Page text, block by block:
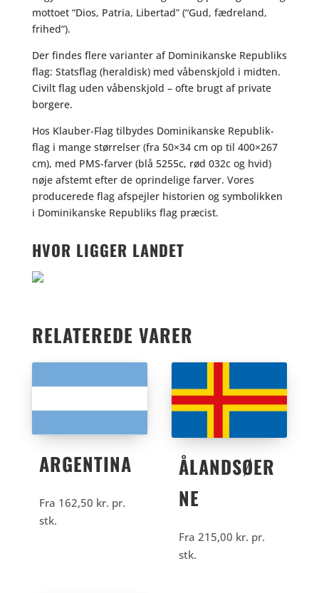
mottoet “Dios, Patria, Libertad” (“Gud, fædreland,
frihed”).
Der findes flere varianter af Dominikanske Republiks
flag: Statsflag (heraldisk) med våbenskjold i midten.
Civilt flag uden våbenskjold – ofte brugt af private
borgere.
Hos Klauber-Flag tilbydes Dominikanske Republik-
flag i mange størrelser (fra 50×34 cm op til 400×267
cm), med PMS-farver (blå 5255c, rød 032c og hvid)
nøje afstemt efter de oprindelige farver. Vores
producerede flag afspejler historien og symbolikken
i Dominikanske Republiks flag præcist.
HVOR LIGGER LANDET
RELATEREDE VARER
ARGENTINA
Fra 162,50 kr. pr.
stk.
ÅLANDSØER
NE
Fra215,00 kr. pr.
stk.